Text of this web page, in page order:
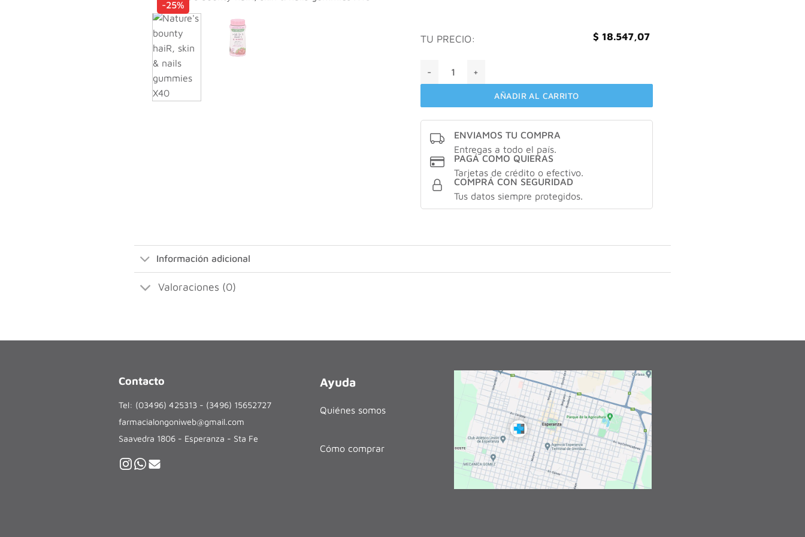
-25%
TU PRECIO: $ 18.547,07
AÑADIR AL CARRITO
ENVIAMOS TU COMPRA
Entregas a todo el país.
PAGÁ COMO QUIERAS
Tarjetas de crédito o efectivo.
COMPRÁ CON SEGURIDAD
Tus datos siempre protegidos.
Información adicional
Valoraciones (0)
Contacto
Tel: (03496) 425313 - (3496) 15652727
farmacialongoniweb@gmail.com
Saavedra 1806 - Esperanza - Sta Fe
Ayuda
Quiénes somos
Cómo comprar